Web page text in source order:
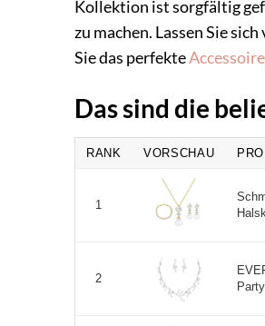
Kollektion ist sorgfältig
zu machen. Lassen Sie
Sie das perfekteAccessoire
Das sind die
RANK VORSCHAU
1
2